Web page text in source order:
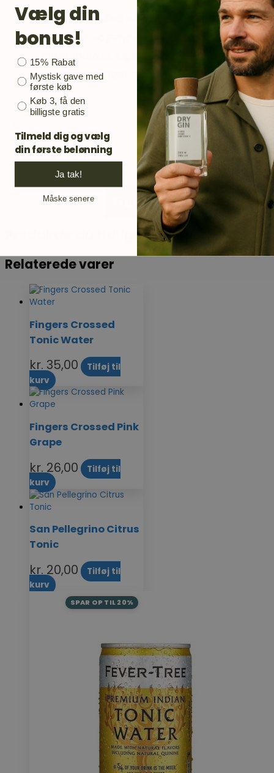
TILMELD DIG KUNDEKLUBBEN
Din email er adgangen til opdateringer på
ginmarkedet. Ugens flaske, nye gin,
ginsmaginger og meget andet.
Email
Mobil
Tilmeld
Produkter du tidligere har set
Relaterede varer
Fingers Crossed
Tonic Water
kr. 35,00
Tilføj til
kurv
Fingers Crossed Pink
Grape
kr. 26,00
Tilføj til
kurv
San Pellegrino Citrus
Tonic
kr. 20,00
Tilføj til
kurv
SPAR OP TIL 20%
Vælg din
bonus!
Bonusgave
15% Rabat
Mystisk gave med
første køb
Køb 3, få den
billigste gratis
Tilmeld dig og vælg
din første belønning
Ja tak!
Måske senere